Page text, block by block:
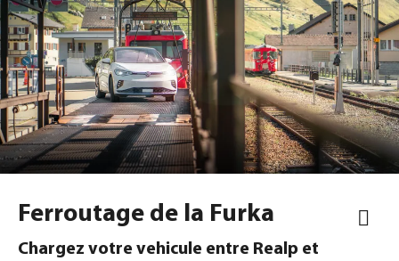
Ferroutage de la Furka
Chargez votre vehicule entre Realp et